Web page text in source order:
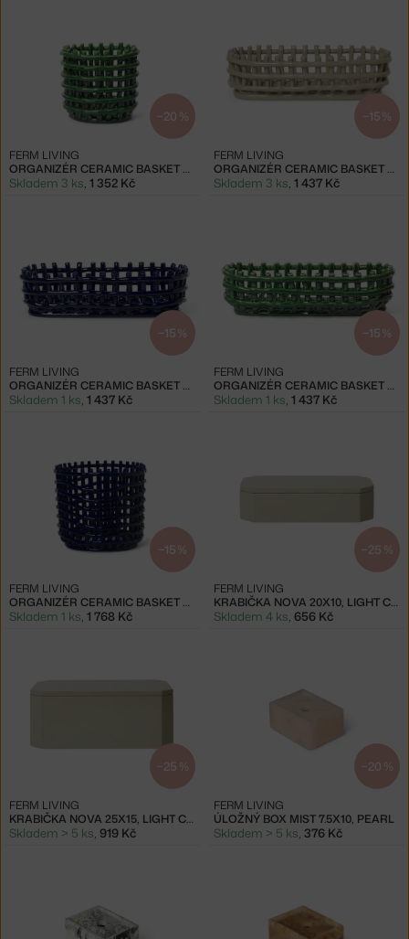
−20 %
ORGANIZÉR CERAMIC BASKET SMALL, EMERALD GREEN
FERM LIVING
Skladem 3 ks, 1 352 Kč
−15 %
ORGANIZÉR CERAMIC BASKET OVAL, CASHMERE
FERM LIVING
Skladem 3 ks, 1 437 Kč
−15 %
ORGANIZÉR CERAMIC BASKET OVAL, BLUE
FERM LIVING
Skladem 1 ks, 1 437 Kč
−15 %
ORGANIZÉR CERAMIC BASKET OVAL, EMERALD GREEN
FERM LIVING
Skladem 1 ks, 1 437 Kč
−15 %
ORGANIZÉR CERAMIC BASKET LARGE, BLUE
FERM LIVING
Skladem 1 ks, 1 768 Kč
−25 %
KRABIČKA NOVA 20X10, LIGHT CELEDON
FERM LIVING
Skladem 4 ks, 656 Kč
−25 %
KRABIČKA NOVA 25X15, LIGHT CELEDON
FERM LIVING
Skladem > 5 ks, 919 Kč
−20 %
ÚLOŽNÝ BOX MIST 7.5X10, PEARL
FERM LIVING
Skladem > 5 ks, 376 Kč